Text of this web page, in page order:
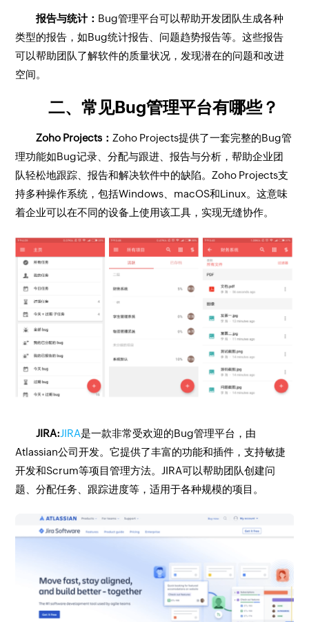
报告与统计： Bug管理平台可以帮助开发团队生成各种
类型的报告，如Bug统计报告、问题趋势报告等。这些报告
可以帮助团队了解软件的质量状况，发现潜在的问题和改进
空间。
二、常见Bug管理平台有哪些？
Zoho Projects： Zoho Projects提供了一套完整的Bug管
理功能如Bug记录、分配与跟进、报告与分析，帮助企业团
队轻松地跟踪、报告和解决软件中的缺陷。Zoho Projects支
持多种操作系统，包括Windows、macOS和Linux。这意味
着企业可以在不同的设备上使用该工具，实现无缝协作。
JIRA:JIRA是一款非常受欢迎的Bug管理平台，由
Atlassian公司开发。它提供了丰富的功能和插件，支持敏捷
开发和Scrum等项目管理方法。JIRA可以帮助团队创建问
题、分配任务、跟踪进度等，适用于各种规模的项目。